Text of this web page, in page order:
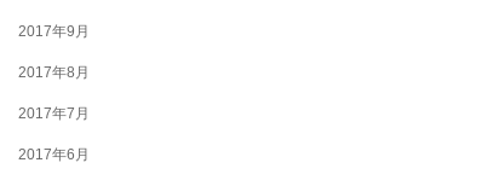
2017年9月
2017年8月
2017年7月
2017年6月